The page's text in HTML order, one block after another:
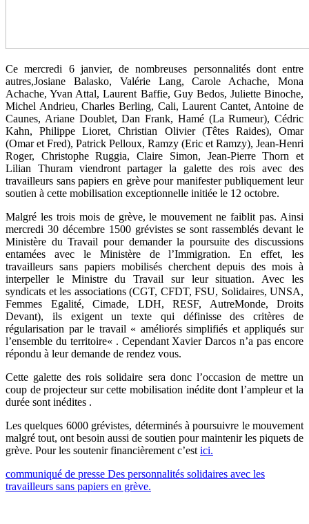
Ce mercredi 6 janvier, de nombreuses personnalités dont entre
autres,Josiane Balasko, Valérie Lang, Carole Achache, Mona
Achache, Yvan Attal, Laurent Baffie, Guy Bedos, Juliette Binoche,
Michel Andrieu, Charles Berling, Cali, Laurent Cantet, Antoine de
Caunes, Ariane Doublet, Dan Frank, Hamé (La Rumeur), Cédric
Kahn, Philippe Lioret, Christian Olivier (Têtes Raides), Omar
(Omar et Fred), Patrick Pelloux, Ramzy (Eric et Ramzy), Jean-Henri
Roger, Christophe Ruggia, Claire Simon, Jean-Pierre Thorn et
Lilian Thuram viendront partager la galette des rois avec des
travailleurs sans papiers en grèvepour manifester publiquement leur
soutien à cette mobilisation exceptionnelle initiée le 12 octobre.
Malgré les trois mois de grève, le mouvement ne faiblit pas. Ainsi
mercredi 30 décembre 1500 grévistes se sont rassemblés devant le
Ministère du Travail pour demander la poursuite des discussions
entamées avec le Ministère de l’Immigration. En effet, les
travailleurs sans papiers mobilisés cherchent depuis des mois à
interpeller le Ministre du Travail sur leur situation. Avec les
syndicats et les associations (CGT, CFDT, FSU, Solidaires, UNSA,
Femmes Egalité, Cimade, LDH, RESF, AutreMonde, Droits
Devant), ils exigent un texte qui définisse des critères de
régularisation par le travail « améliorés simplifiés et appliqués sur
l’ensemble du territoire« . CependantXavier Darcos n’a pas encore
répondu à leur demande de rendez vous.
Cette galette des rois solidaire sera donc l’occasion de mettre un
coup de projecteur sur cette mobilisation inédite dont l’ampleur et la
durée sont inédites .
Les quelques 6000 grévistes, déterminés à poursuivre le mouvement
malgré tout, ont besoin aussi de soutien pour maintenir les piquets de
grève. Pour les soutenir financièrement c’est ici.
communiqué de presse Des personnalités solidaires avec les
travailleurs sans papiers en grève.